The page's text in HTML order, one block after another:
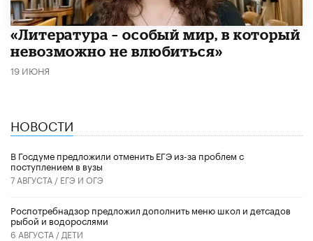
​«Литература – особый мир, в который
невозможно не влюбиться»
19 ИЮНЯ
НОВОСТИ
В Госдуме предложили отменить ЕГЭ из-за проблем с
поступлением в вузы
7 АВГУСТА / ЕГЭ И ОГЭ
Роспотребнадзор предложил дополнить меню школ и детсадов
рыбой и водорослями
6 АВГУСТА / ДЕТИ